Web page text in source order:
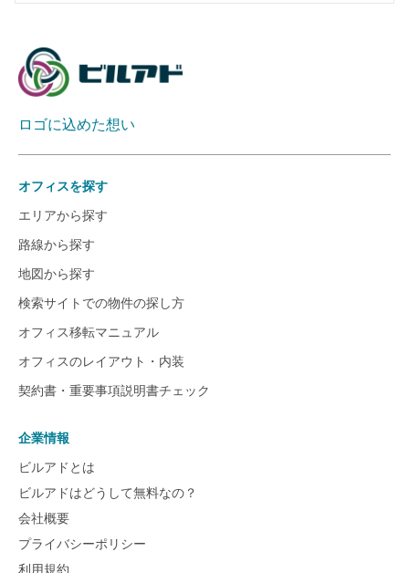
ロゴに込めた想い
オフィスを探す
エリアから探す
路線から探す
地図から探す
検索サイトでの物件の探し方
オフィス移転マニュアル
オフィスのレイアウト・内装
契約書・重要事項説明書チェック
企業情報
ビルアドとは
ビルアドはどうして無料なの？
会社概要
プライバシーポリシー
利用規約